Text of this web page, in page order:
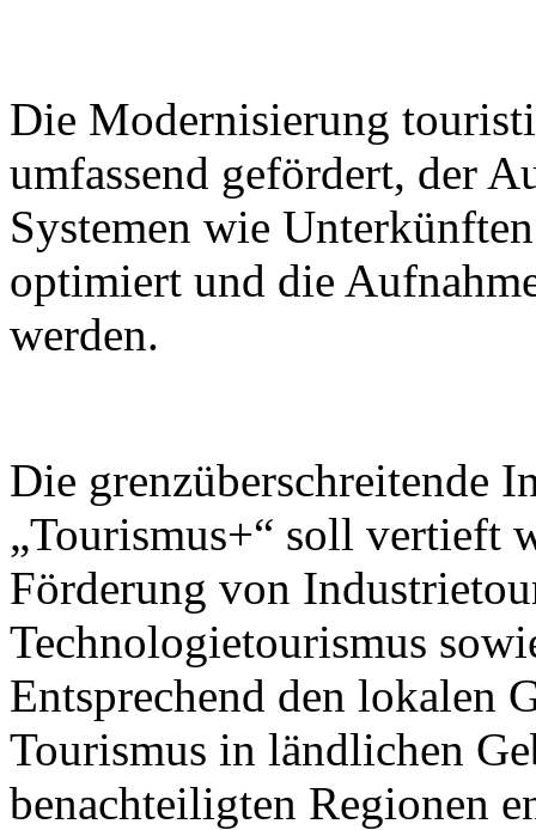
Die Modernisierung
umfassend gefördert, der
Systemen wie
optimiert und die
werden.
Die grenzüberschreitende
„Tourismus+“ soll vertieft
Förderung von
Technologietourismus
Entsprechend den lokalen
Tourismus in ländlichen
benachteiligten Regionen